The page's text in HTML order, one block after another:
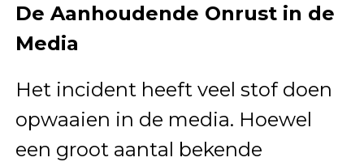
De Aanhoudende Onrust in de
Media
Het incident heeft veel stof doen
opwaaien in de media. Hoewel
een groot aantal bekende